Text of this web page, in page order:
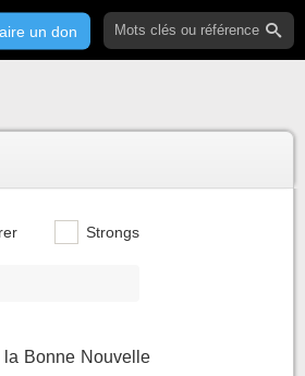
un don
Strongs
la Bonne Nouvelle